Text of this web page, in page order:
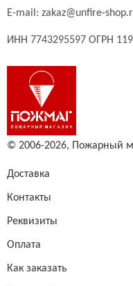
E-mail: zakaz@unfire-
ИНН 7743295597 ОГРН
© 2006-2026, Пожарный
Доставка
Контакты
Реквизиты
Оплата
Как заказать